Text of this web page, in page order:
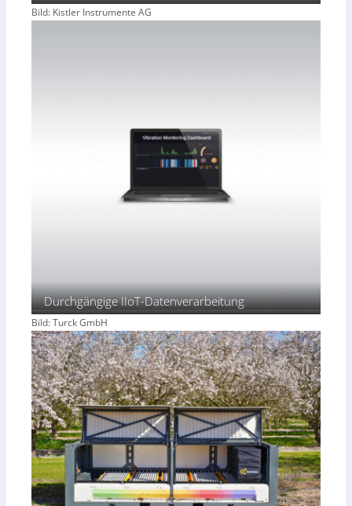
Bild: Kistler Instrumente AG
Durchgängige IIoT-Datenverarbeitung
Bild: Turck GmbH